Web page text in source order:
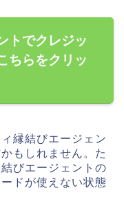
トでクレジッ
ちらをクリッ
縁結びエージェン
もしれません。た
びエージェントの
ドが使えない状態